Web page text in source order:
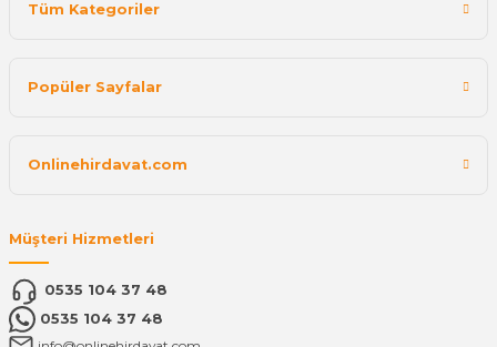
Tüm Kategoriler
Popüler Sayfalar
Onlinehirdavat.com
Müşteri Hizmetleri
0535 104 37 48
0535 104 37 48